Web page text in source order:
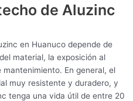
de Aluzinc
en Huanuco depende de
material, la exposición al
En general, el
muy resistente y duradero, y
tenga una vida útil de entre 20